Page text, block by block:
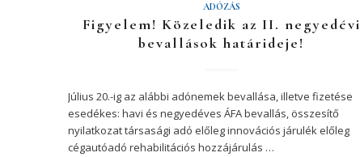
ADÓZÁS
Figyelem! Közeledik az II. negyedévi
bevallások határideje!
Július 20.-ig az alábbi adónemek bevallása, illetve fizetése
esedékes: havi és negyedéves ÁFA bevallás, összesítő
nyilatkozat társasági adó előleg innovációs járulék előleg
cégautóadó rehabilitációs hozzájárulás …